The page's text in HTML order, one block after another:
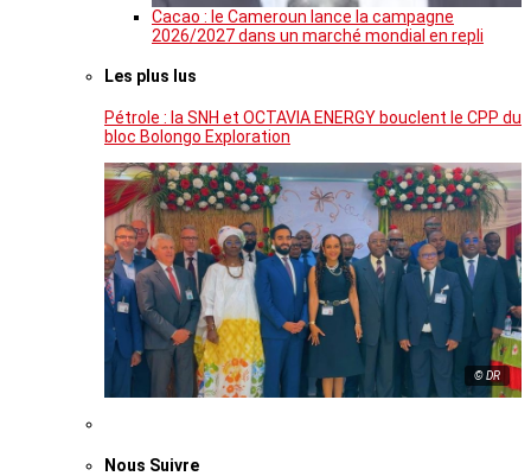
Cacao : le Cameroun lance la campagne
2026/2027 dans un marché mondial en repli
Les plus lus
Pétrole : la SNH et OCTAVIA ENERGY bouclent le CPP du
bloc Bolongo Exploration
© DR
Nous Suivre